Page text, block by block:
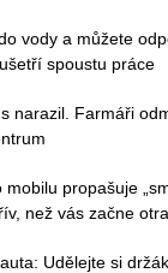
vody a můžete
spoustu práce
narazil. Farmáři
propašuje
než vás začne
Udělejte si